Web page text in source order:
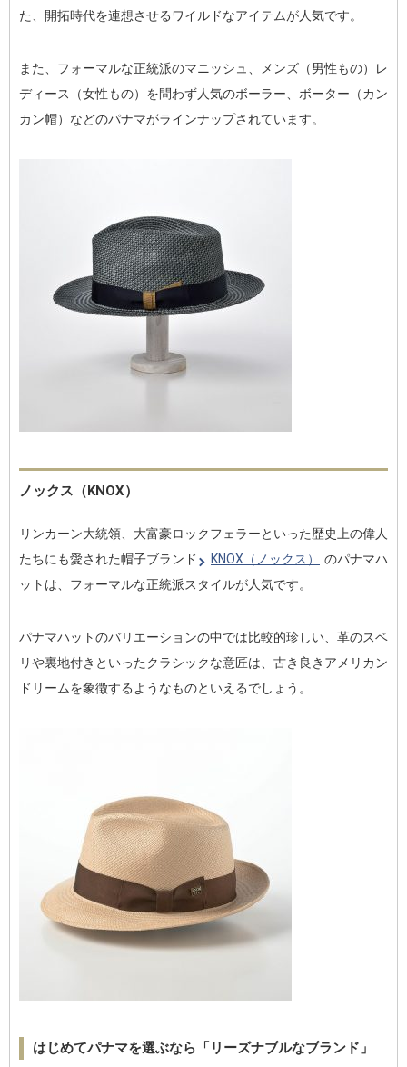
た、開拓時代を連想させるワイルドなアイテムが人気です。
また、フォーマルな正統派のマニッシュ、メンズ（男性もの）レ
ディース（女性もの）を問わず人気のボーラー、ボーター（カン
カン帽）などのパナマがラインナップされています。
ノックス（KNOX）
リンカーン大統領、大富豪ロックフェラーといった歴史上の偉人
たちにも愛された帽子ブランド
KNOX（ノックス）
のパナマハ
ットは、フォーマルな正統派スタイルが人気です。
パナマハットのバリエーションの中では比較的珍しい、革のスベ
リや裏地付きといったクラシックな意匠は、古き良きアメリカン
ドリームを象徴するようなものといえるでしょう。
はじめてパナマを選ぶなら「リーズナブルなブランド」